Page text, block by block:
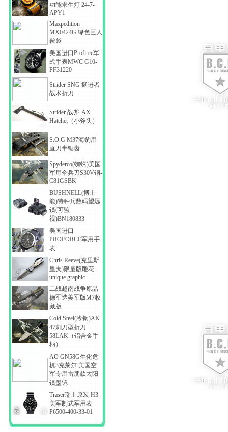
功能求生灯 24-7-
APY1
Maxpedition
MX0424G 绿色巨人
鞍袋
美国进口Profirce军
式手表MWC G10-
PF31220
Strider SNG 挺进者
战术折刀
Strider 战斧-AX
Hatchet（小斧头）
S.O.G M37海豹用
直刀半锯齿
Spyderco(蜘蛛)美国
军用伞兵刀S30V钢-
C81GSBK
BUSHNELL(博士
能)特种兵数码望远
镜(可监
视)BN180833
美国进口
PROFORCE军用手
表
Chris Reeve(克里斯
里夫)限量版雕花
unique graphic
二战越南战争原品
德军造美军版M7收
藏版
Cold Steel(冷钢)AK-
47刺刀型折刀
58LAK（铝合金手
柄）
AO GN58G生化危
机3克莱尔 美国空
军专用雷朋款太阳
镜墨镜
Traser瑞士原装 H3
美军制式军用表
P6500-400-33-01